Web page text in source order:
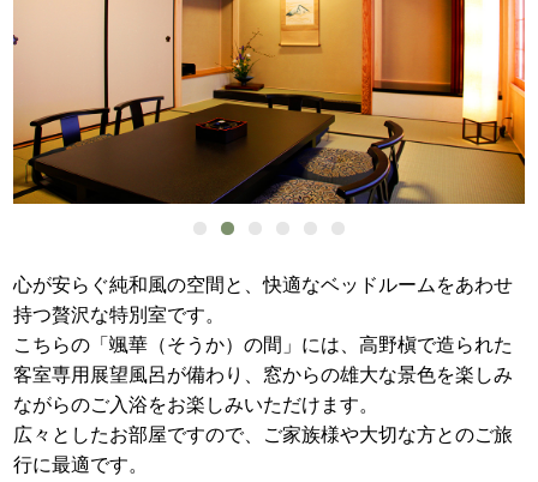
心が安らぐ純和風の空間と、快適なベッドルームをあわせ
持つ贅沢な特別室です。
こちらの「颯華（そうか）の間」には、高野槇で造られた
客室専用展望風呂が備わり、窓からの雄大な景色を楽しみ
ながらのご入浴をお楽しみいただけます。
広々としたお部屋ですので、ご家族様や大切な方とのご旅
行に最適です。